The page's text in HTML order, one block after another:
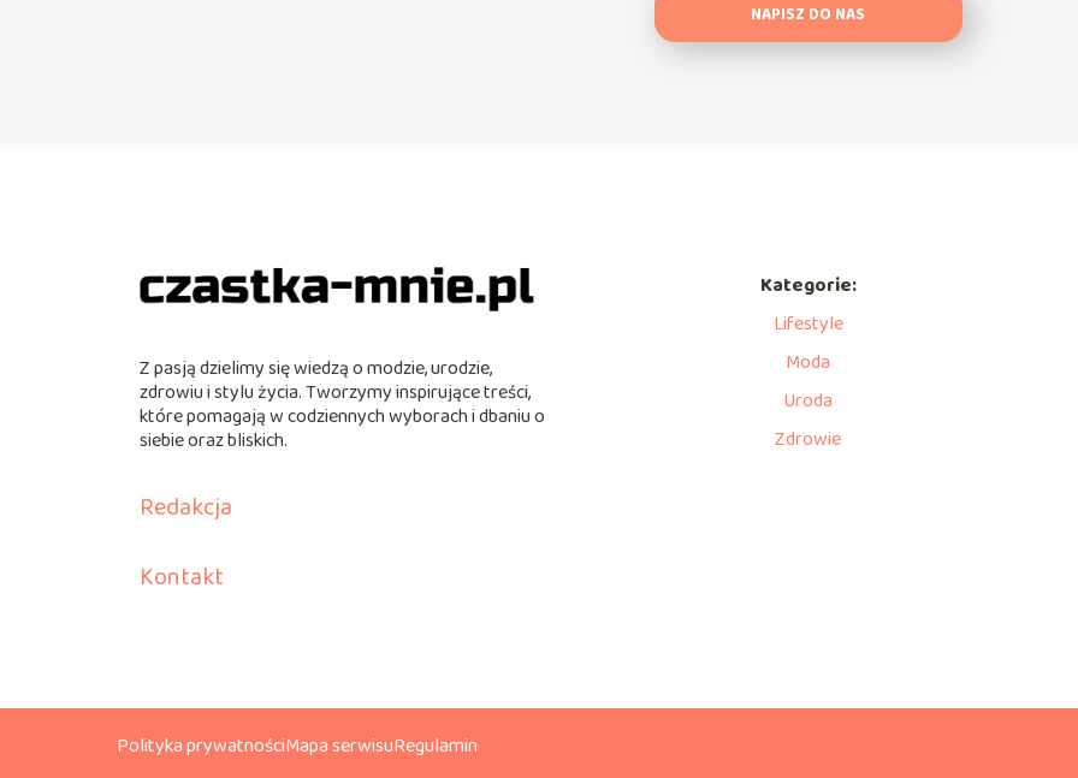
NAPISZ DO NAS
Z pasją dzielimy się wiedzą o modzie, urodzie,
zdrowiu i stylu życia. Tworzymy inspirujące treści,
które pomagają w codziennych wyborach i dbaniu o
siebie oraz bliskich.
Redakcja
Kontakt
Kategorie:
Lifestyle
Moda
Uroda
Zdrowie
Polityka prywatnościMapa serwisuRegulamin